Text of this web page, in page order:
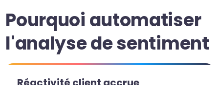
Pourquoi automatiser
l'analyse de sentiment